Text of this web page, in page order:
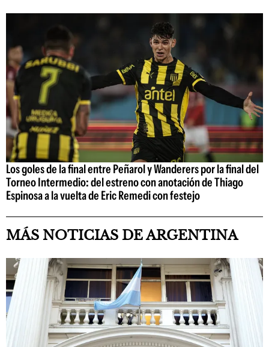
Los goles de la final entre Peñarol y Wanderers por la final del
Torneo Intermedio: del estreno con anotación de Thiago
Espinosa a la vuelta de Eric Remedi con festejo
MÁS NOTICIAS DE ARGENTINA